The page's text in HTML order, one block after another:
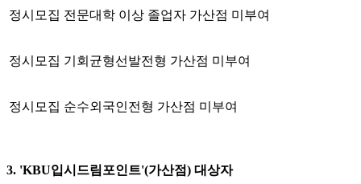
정시모집 전문대학 이상 졸업자 가산점 미부여
정시모집 기회균형선발전형 가산점 미부여
정시모집 순수외국인전형 가산점 미부여
3. 'KBU입시드림포인트'(가산점) 대상자